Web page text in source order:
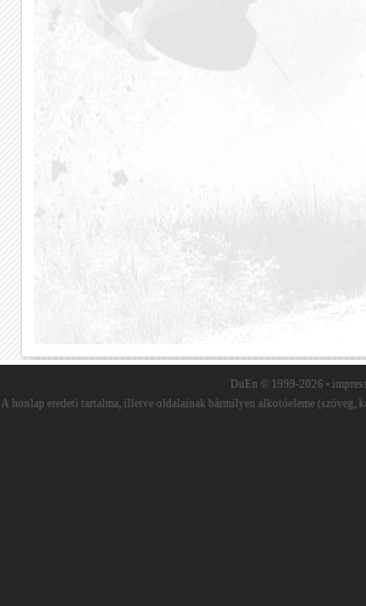
DuEn © 1999-2026 •
A honlap eredeti tartalma, illetve oldalainak bármilyen alkotóeleme (szöveg,